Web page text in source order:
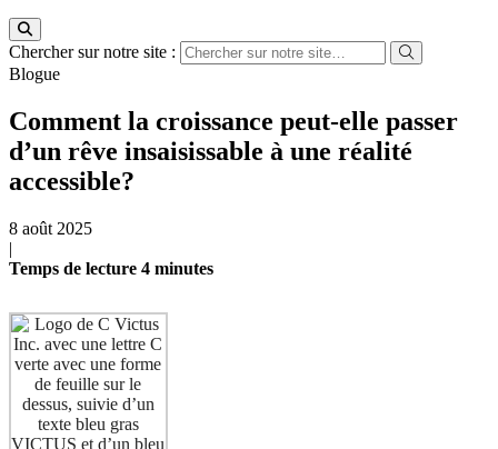
Chercher sur notre site :
Blogue
Comment la croissance peut-elle passer
d’un rêve insaisissable à une réalité
accessible?
8 août 2025
|
Temps de lecture 4 minutes